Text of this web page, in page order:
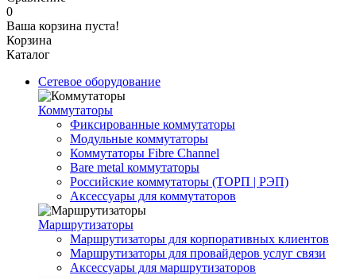
0
Ваша корзина пуста!
Корзина
Каталог
Сетевое оборудование
Коммутаторы
Фиксированные коммутаторы
Модульные коммутаторы
Коммутаторы Fibre Channel
Bare metal коммутаторы
Российские коммутаторы (ТОРП | РЭП)
Аксессуары для коммутаторов
Маршрутизаторы
Маршрутизаторы для корпоративных клиентов
Маршрутизаторы для провайдеров услуг связи
Аксессуары для маршрутизаторов